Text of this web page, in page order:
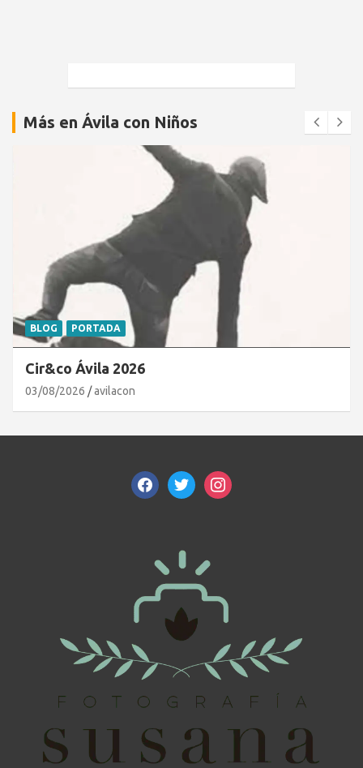
Más en Ávila con Niños
BLOG PORTADA
Cir&co Ávila 2026
03/08/2026 avilacon
facebooktwitterinstagram